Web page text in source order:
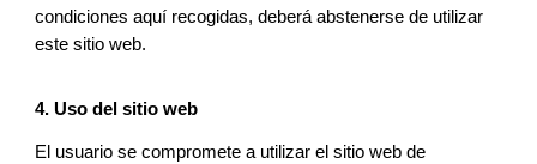
condiciones aquí recogidas, deberá abstenerse de utilizar
este sitio web.
4. Uso del sitio web
El usuario se compromete a utilizar el sitio web de